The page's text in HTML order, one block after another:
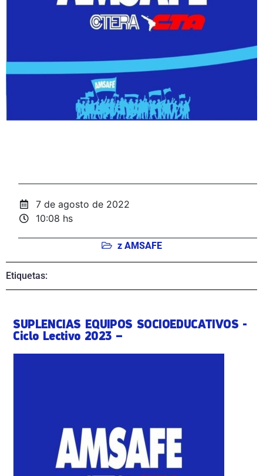
7 de agosto de 2022
10:08 hs
z AMSAFE
Etiquetas:
SUPLENCIAS EQUIPOS SOCIOEDUCATIVOS -
Ciclo Lectivo 2023 –